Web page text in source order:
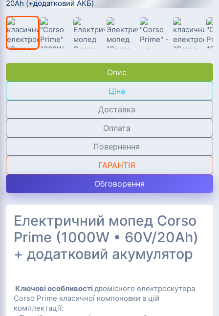
Опис
Ціна
Доставка
Оплата
Повернення
ГАРАНТІЯ
Обговорення
Електричний мопед Corso
Prime (1000W • 60V/20Ah)
+ додатковий акумулятор
Ключові особливостідвомісного електроскутера
Corso Prime класичної компоновки в цій
комплектації: